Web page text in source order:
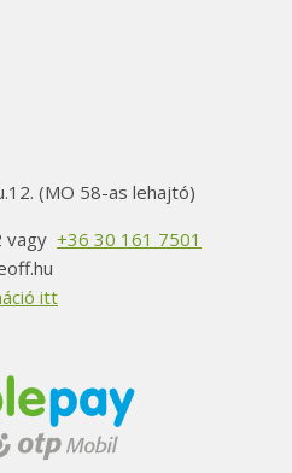
(MO 58-as lehajtó)
vagy +36 30 161 7501
itt